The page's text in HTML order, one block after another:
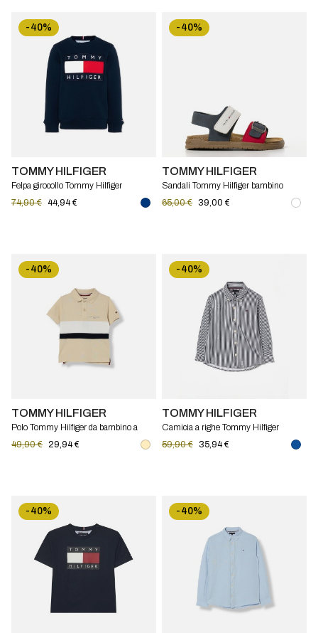
-40%
TOMMY HILFIGER
Felpa girocollo Tommy Hilfiger
74,90 € 44,94 €
-40%
TOMMY HILFIGER
Sandali Tommy Hilfiger bambino
65,00 €
39,00 €
-40%
TOMMY HILFIGER
Polo Tommy Hilfiger da bambino a
righe in cotone con logo ricamato
49,90 € 29,94 €
-40%
TOMMY HILFIGER
Camicia a righe Tommy Hilfiger
59,90 €
35,94 €
-40% -40%